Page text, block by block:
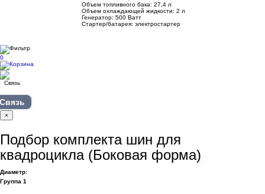
Объем топливного бака: 27,4 л
Объем охлаждающей жидкости: 2 л
Генератор: 500 Ватт
Стартер/батарея: электростартер
0
×
Подбор комплекта шин для
квадроцикла (Боковая форма)
Диаметр:
Группа 1